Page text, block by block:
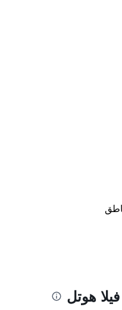
هوتل